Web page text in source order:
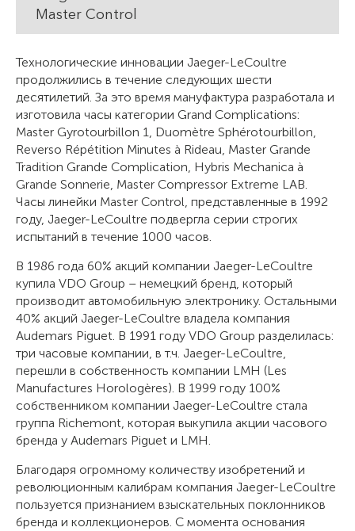
Master Control
Технологические инновации Jaeger-LeCoultre
продолжились в течение следующих шести
десятилетий. За это время мануфактура разработала и
изготовила часы категории Grand Complications:
Master Gyrotourbillon 1, Duomètre Sphérotourbillon,
Reverso Répétition Minutes à Rideau, Master Grande
Tradition Grande Complication, Hybris Mechanica à
Grande Sonnerie, Master Compressor Extreme LAB.
Часы линейки Master Control, представленные в 1992
году, Jaeger-LeCoultre подвергла серии строгих
испытаний в течение 1000 часов.
В 1986 года 60% акций компании Jaeger-LeCoultre
купила VDO Group – немецкий бренд, который
производит автомобильную электронику. Остальными
40% акций Jaeger-LeCoultre владела компания
Audemars Piguet. В 1991 году VDO Group разделилась:
три часовые компании, в т.ч. Jaeger-LeCoultre,
перешли в собственность компании LMH (Les
Manufactures Horologères). В 1999 году 100%
собственником компании Jaeger-LeCoultre стала
группа Richemont, которая выкупила акции часового
бренда у Audemars Piguet и LMH.
Благодаря огромному количеству изобретений и
революционным калибрам компания Jaeger-LeCoultre
пользуется признанием взыскательных поклонников
бренда и коллекционеров. С момента основания